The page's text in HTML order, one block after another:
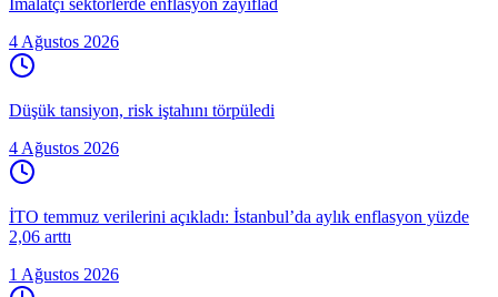
İmalatçı sektörlerde enflasyon zayıflad
4 Ağustos 2026
Düşük tansiyon, risk iştahını törpüledi
4 Ağustos 2026
İTO temmuz verilerini açıkladı: İstanbul’da aylık enflasyon yüzde
2,06 arttı
1 Ağustos 2026